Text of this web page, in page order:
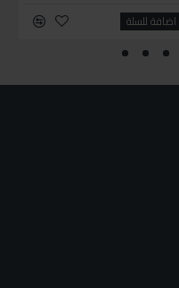
اضافة للسلة